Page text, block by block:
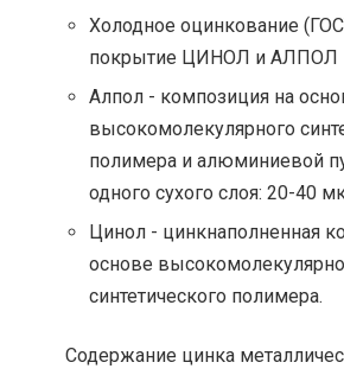
Холодное оцинкование
покрытие ЦИНОЛ и АЛПОЛ
Алпол - композиция на
высокомолекулярного
полимера и алюминиевой
одного сухого слоя: 20-40
Цинол - цинкнаполненная
основе
синтетического полимера.
Содержание цинка